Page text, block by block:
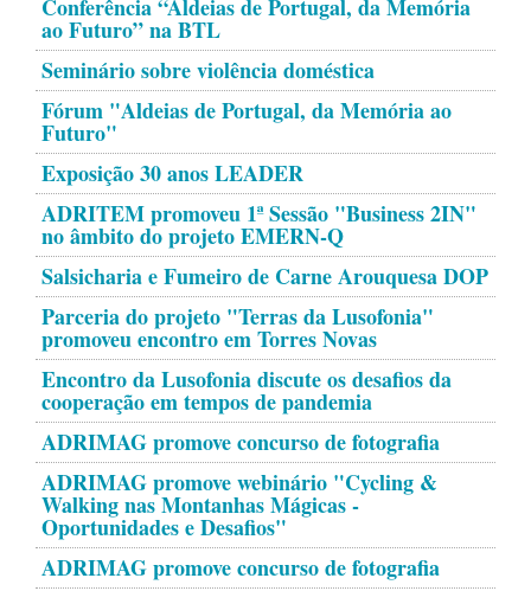
Conferência “Aldeias de Portugal, da Memória
ao Futuro” na BTL
Seminário sobre violência doméstica
Fórum "Aldeias de Portugal, da Memória ao
Futuro"
Exposição 30 anos LEADER
ADRITEM promoveu 1ª Sessão "Business 2IN"
no âmbito do projeto EMERN-Q
Salsicharia e Fumeiro de Carne Arouquesa DOP
Parceria do projeto "Terras da Lusofonia"
promoveu encontro em Torres Novas
Encontro da Lusofonia discute os desafios da
cooperação em tempos de pandemia
ADRIMAG promove concurso de fotografia
ADRIMAG promove webinário "Cycling &
Walking nas Montanhas Mágicas -
Oportunidades e Desafios"
ADRIMAG promove concurso de fotografia